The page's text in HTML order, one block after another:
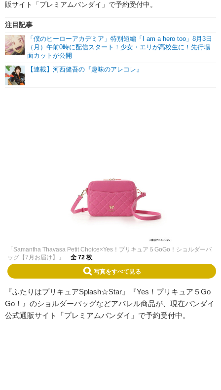
販サイト「プレミアムバンダイ」で予約受付中。
注目記事
「僕のヒーローアカデミア」特別短編「I am a hero too」8月3日
（月）午前0時に配信スタート！少女・エリが高校生に！先行場
面カットが公開
【連載】河西健吾の『趣味のアレコレ』
「Samantha Thavasa Petit Choice×Yes！プリキュア５GoGo！ショルダーバ
ッグ【7月お届け】」
全 72 枚
写真をすべて見る
『ふたりはプリキュアSplash☆Star』『Yes！プリキュア５Go
Go！』のショルダーバッグなどアパレル商品が、現在バンダイ
公式通販サイト「プレミアムバンダイ」で予約受付中。